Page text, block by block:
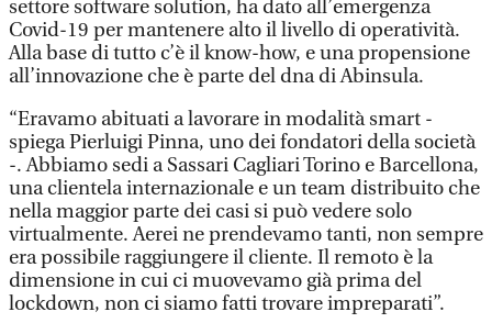
settore software solution, ha dato all’emergenza
Covid-19 per mantenere alto il livello di operatività.
Alla base di tutto c’è il know-how, e una propensione
all’innovazione che è parte del dna di Abinsula.
“Eravamo abituati a lavorare in modalità smart -
spiega Pierluigi Pinna, uno dei fondatori della società
-. Abbiamo sedi a Sassari Cagliari Torino e Barcellona,
una clientela internazionale e un team distribuito che
nella maggior parte dei casi si può vedere solo
virtualmente. Aerei ne prendevamo tanti, non sempre
era possibile raggiungere il cliente. Il remoto è la
dimensione in cui ci muovevamo già prima del
lockdown, non ci siamo fatti trovare impreparati”.